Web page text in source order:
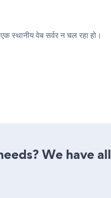
वेब सर्वर न चल रहा हो।
We have all